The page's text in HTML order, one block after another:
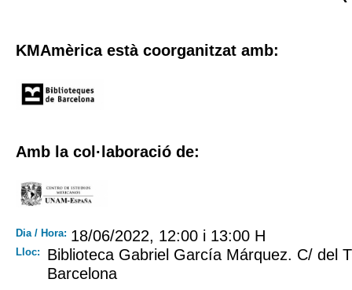
KMAmèrica està coorganitzat amb:
Amb la col·laboració de:
Dia / Hora: 18/06/2022, 12:00 i 13:00 H
Lloc:
Biblioteca Gabriel García Márquez. C/ del
Barcelona